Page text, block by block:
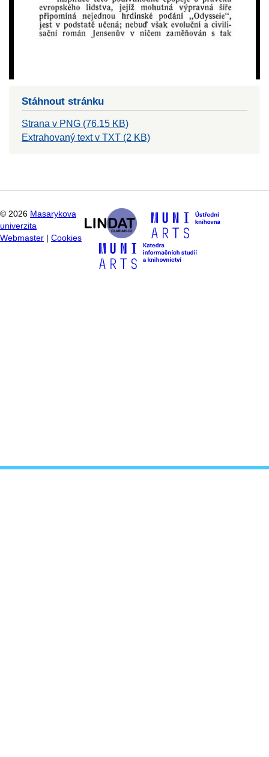
Stáhnout stránku
Strana v PNG (76.15 KB)
Extrahovaný text v TXT (2 KB)
© 2026 Masarykova
univerzita
Webmaster
Cookies